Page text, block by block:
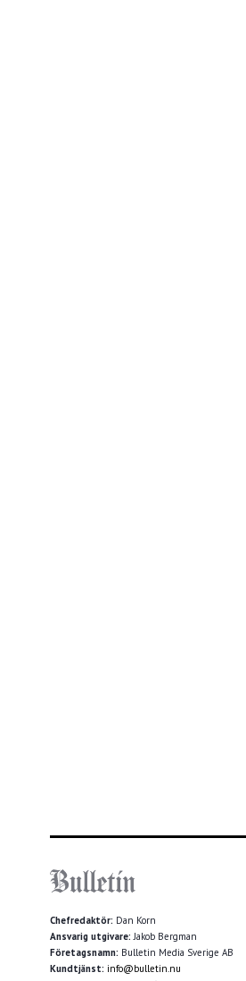
Chefredaktör: Dan Korn
Ansvarig utgivare:Jakob Bergman
Företagsnamn: Bulletin Media Sverige AB
Kundtjänst: info@bulletin.nu